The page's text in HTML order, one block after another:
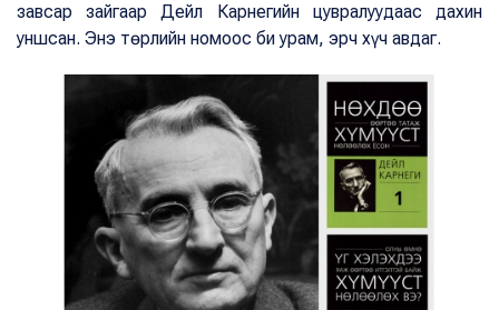
завсар зайгаар Дейл Карнегийн цувралуудаас дахин
уншсан. Энэ төрлийн номоос би урам, эрч хүч авдаг.